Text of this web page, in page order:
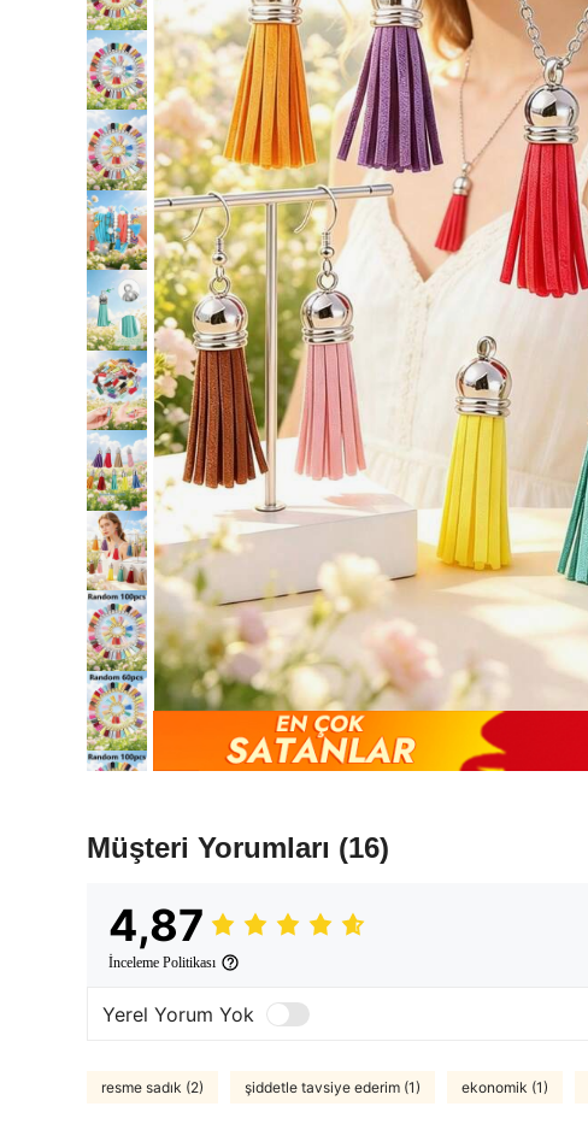
Müşteri Yorumları (16)
4,87
İnceleme Politikası
Yerel Yorum Yok
resme sadık (2) şiddetle tavsiye ederim (1) ekonomik (1)